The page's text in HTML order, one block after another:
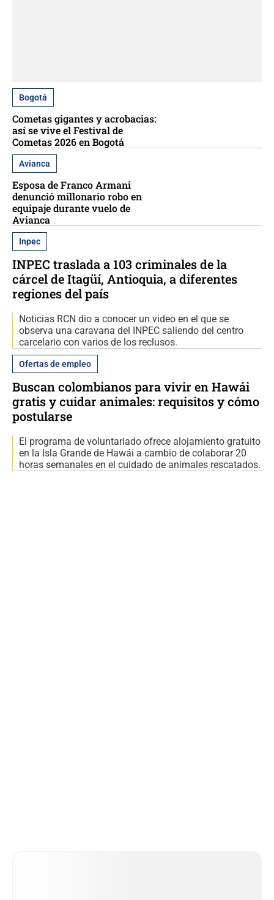
Bogotá
Cometas gigantes y acrobacias:
así se vive el Festival de
Cometas 2026 en Bogotá
Avianca
Esposa de Franco Armani
denunció millonario robo en
equipaje durante vuelo de
Avianca
Inpec
INPEC traslada a 103 criminales de la
cárcel de Itagüí, Antioquia, a diferentes
regiones del país
Noticias RCN dio a conocer un video en el que se
observa una caravana del INPEC saliendo del centro
carcelario con varios de los reclusos.
Ofertas de empleo
Buscan colombianos para vivir en Hawái
gratis y cuidar animales: requisitos y cómo
postularse
El programa de voluntariado ofrece alojamiento gratuito
en la Isla Grande de Hawái a cambio de colaborar 20
horas semanales en el cuidado de animales rescatados.